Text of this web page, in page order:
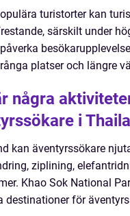
turistorter kan
särskilt under
platser och längre
några
i
kan äventyrssökare
ziplining,
Khao Sok National
destinationer för